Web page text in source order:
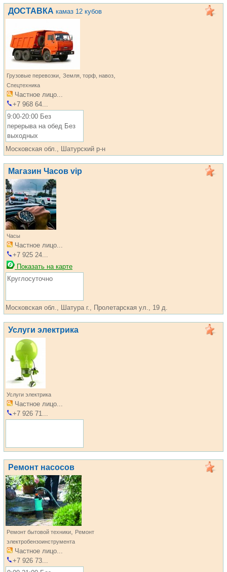
ДОСТАВКА камаз 12 кубов
Грузовые перевозки, Земля, торф, навоз,
Спецтехника
Частное лицо...
+7 968 64...
9:00-20:00 Без
перерыва на обед Без
выходных
Московская обл., Шатурский р-н
Магазин Часов vip
Часы
Частное лицо...
+7 925 24...
Показать на карте
Круглосуточно
Московская обл., Шатура г., Пролетарская ул., 19 д.
Услуги электрика
Услуги электрика
Частное лицо...
+7 926 71...
Ремонт насосов
Ремонт бытовой техники, Ремонт
электробензоинструмента
Частное лицо...
+7 926 73...